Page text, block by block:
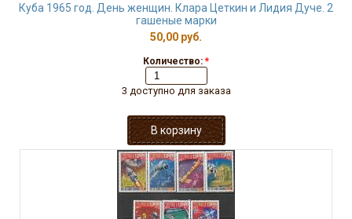
Куба 1965 год. День женщин. Клара Цеткин и Лидия Дуче. 2
гашеные марки
50,00 руб.
Количество: *
3 доступно для заказа